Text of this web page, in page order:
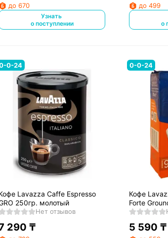
до 670
Узнать
о поступлении
до 499
о
0-24
Lavazza Caffe Espresso
250гр. молотый
Нет отзывов
290 ₸
0-0-24
Кофе
Forte
5 590 ₸